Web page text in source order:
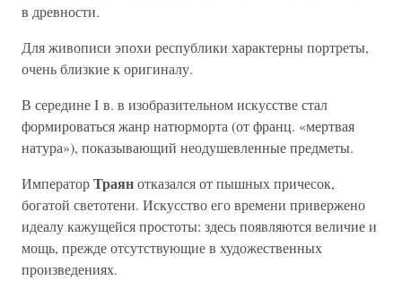
в древности.
Для живописи эпохи республики характерны портреты,
очень близкие к оригиналу.
В середине I в. в изобразительном искусстве стал
формироваться жанр натюрморта (от франц. «мертвая
натура»), показывающий неодушевленные предметы.
ИмператорТраянотказался от пышных причесок,
богатой светотени. Искусство его времени привержено
идеалу кажущейся простоты: здесь появляются величие и
мощь, прежде отсутствующие в художественных
произведениях.